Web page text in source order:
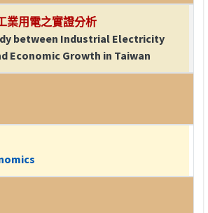
業用電之實證分析
between Industrial Electricity
Economic Growth in Taiwan